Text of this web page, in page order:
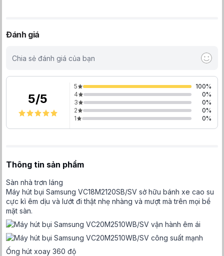
Đánh giá
Chia sẻ đánh giá của bạn
5/5
5 100%
4
0%
3
0%
2
0%
1
0%
Thông tin sản phẩm
Sàn nhà trơn láng
Máy hút bụi Samsung VC18M2120SB/SV sở hữu bánh xe cao su
cực kì êm dịu và lướt đi thật nhẹ nhàng và mượt mà trên mọi bề
mặt sàn.
Ống hút xoay 360 độ